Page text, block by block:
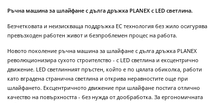
Ръчна машина за шлайфане с дълга дръжка PLANEX с LED светлина.
Безчетковата и неизискваща поддръжка EC технология без жило осигурява
превъзходен работен живот и безпроблемен процес на работа.
Новото поколение ръчна машина за шлайфане с дълга дръжка PLANEX
революционизира сухото строителство - с LED светлина и ексцентрично
движение. LED светлинният пръстен, който е по цялата обиколка, работи
като вградена странична светлина и открива неравностите още при
шлайфането. Ексцентричното движение при шлайфане постига отлично
качество на повърхността - без нужда от дообработка. За ергономичната